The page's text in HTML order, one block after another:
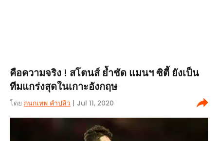
คือความจริง ! สโตนส์ ย้ำชัด แมนฯ ซิตี้ ยังเป็น
ทีมแกร่งสุดในเกาะอังกฤษ
โดย กนกเทพ คำปลิว | Jul 11, 2020